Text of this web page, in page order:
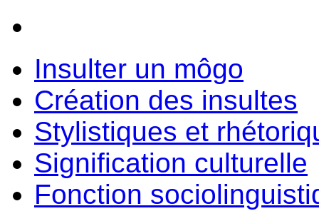
Insulter un môgo
Création des insultes
Stylistiques et
Signification culturelle
Fonction